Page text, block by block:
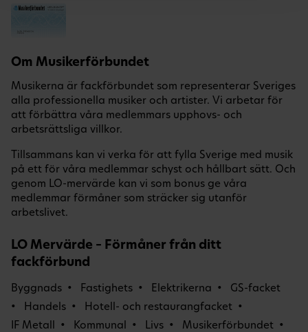
Om Musikerförbundet
Musikerna är fackförbundet som representerar Sveriges
alla professionella musiker och artister. Vi arbetar för
att förbättra våra medlemmars upphovs- och
arbetsrättsliga villkor.
Tillsammans kan vi verka för att fylla Sverige med musik
på ett för våra medlemmar schyst och hållbart sätt. Och
genom LO-mervärde kan vi som bonus ge våra
medlemmar förmåner som sträcker sig utanför
arbetslivet.
LO Mervärde – Förmåner från ditt
fackförbund
Byggnads Fastighets Elektrikerna
GS-facket
Handels
Hotell- och restaurangfacket
IF Metall
Kommunal Livs
Musikerförbundet